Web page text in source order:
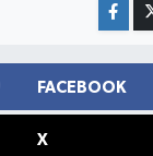
FACEBOOK
X